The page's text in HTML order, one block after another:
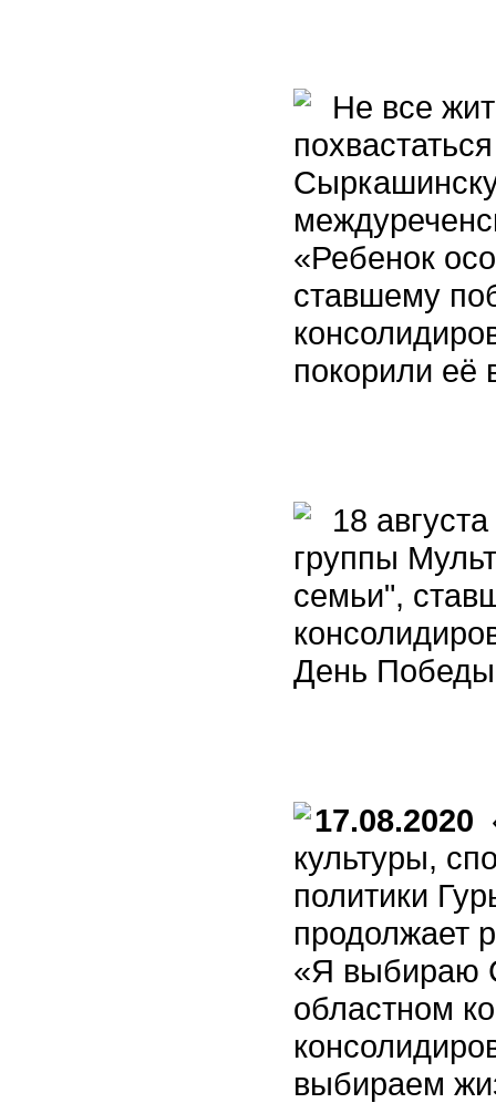
Не все
«Ребенок
ставшему
покорили её
18
группы
семьи",
День
17.08.2020
культуры,
политики
продолжает
«Я выбираю
областном
выбираем